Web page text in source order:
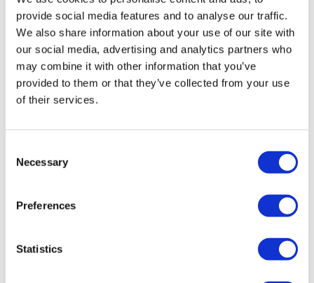
provide social media features and to analyse our traffic.
We also share information about your use of our site with
our social media, advertising and analytics partners who
may combine it with other information that you’ve
provided to them or that they’ve collected from your use
of their services.
Selection
Necessary
Preferences
Statistics
Button 70x43mm
Button Ø55mm